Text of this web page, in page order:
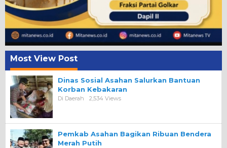
Most View Post
Dinas Sosial Asahan Salurkan Bantuan
Korban Kebakaran
Di Daerah 2,534 Views
Pemkab Asahan Bagikan Ribuan Bendera
Merah Putih